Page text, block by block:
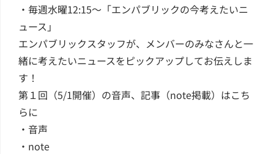
・毎週水曜12:15～「エンパブリックの今考えたいニ
ュース」
エンパブリックスタッフが、メンバーのみなさんと一
緒に考えたいニュースをピックアップしてお伝えしま
す！
第１回（5/1開催）の音声、記事（note掲載）はこち
らに
・音声
・note